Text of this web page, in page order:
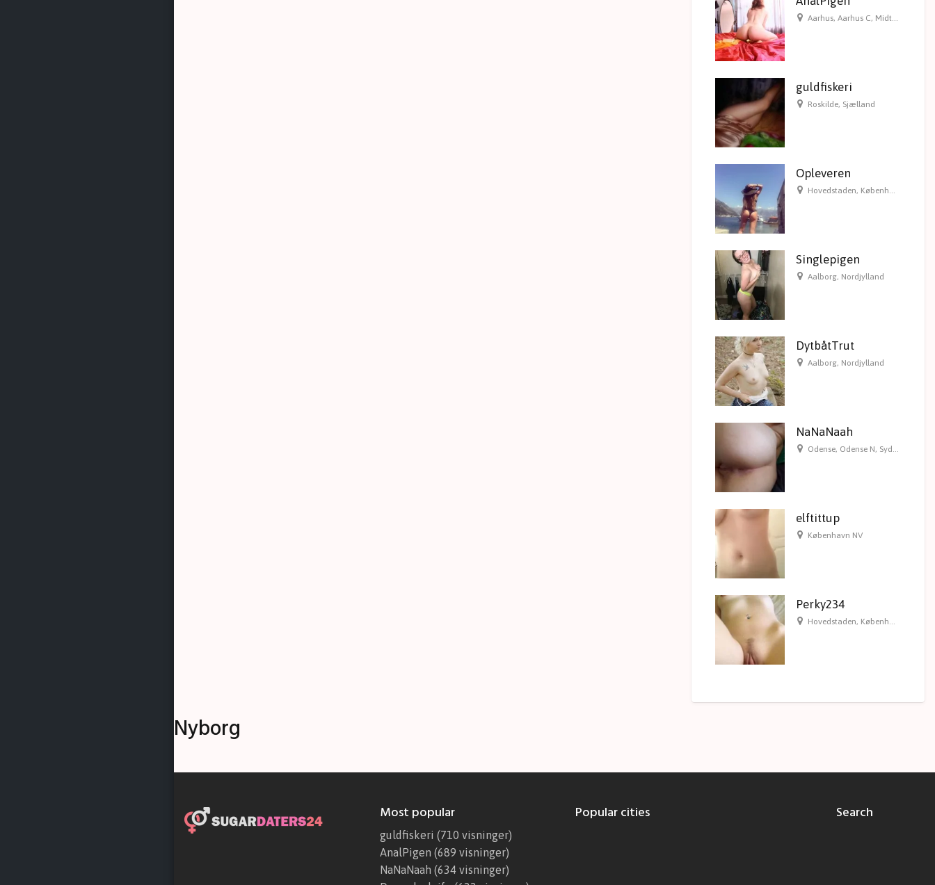
Aarhus, Aarhus C, Midtjylland
guldfiskeri
Roskilde, Sjælland
Opleveren
Hovedstaden, København
Singlepigen
Aalborg, Nordjylland
DytbåtTrut
Aalborg, Nordjylland
NaNaNaah
Odense, Odense N, Syddanmark
elftittup
København NV
Perky234
Hovedstaden, København
Nyborg
Most popular
guldfiskeri (710 visninger)
AnalPigen (689 visninger)
NaNaNaah (634 visninger)
Popular cities Search